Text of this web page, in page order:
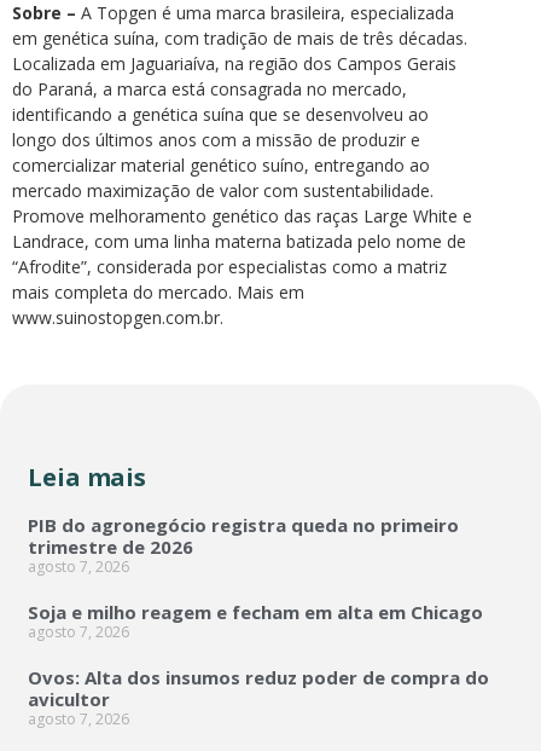
Sobre – A Topgen é uma marca brasileira, especializada
em genética suína, com tradição de mais de três décadas.
Localizada em Jaguariaíva, na região dos Campos Gerais
do Paraná, a marca está consagrada no mercado,
identificando a genética suína que se desenvolveu ao
longo dos últimos anos com a missão de produzir e
comercializar material genético suíno, entregando ao
mercado maximização de valor com sustentabilidade.
Promove melhoramento genético das raças Large White e
Landrace, com uma linha materna batizada pelo nome de
“Afrodite”, considerada por especialistas como a matriz
mais completa do mercado. Mais em
www.suinostopgen.com.br.
Leia mais
PIB do agronegócio registra queda no primeiro
trimestre de 2026
agosto 7, 2026
Soja e milho reagem e fecham em alta em Chicago
agosto 7, 2026
Ovos: Alta dos insumos reduz poder de compra do
avicultor
agosto 7, 2026